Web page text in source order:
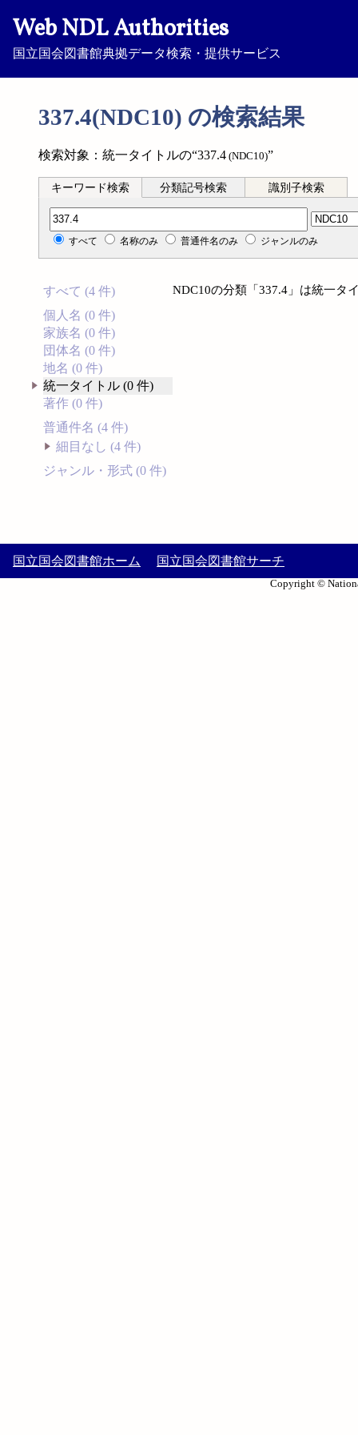
Web NDL Authorities
国立国会図書館典拠データ検索・提供サービス
337.4(NDC10) の検索結果
検索対象：統一タイトルの“337.4 (NDC10)”
キーワード検索 分類記号検索 識別子検索
分類記号検索
すべて 名称のみ 普通件名のみ ジャンルのみ
すべて (4 件)
個人名 (0 件)
家族名 (0 件)
団体名 (0 件)
地名 (0 件)
統一タイトル (0 件)
著作 (0 件)
普通件名 (4 件)
細目なし (4 件)
ジャンル・形式 (0 件)
NDC10の分類「337.4」は統一タ
国立国会図書館ホーム 国立国会図書館サーチ
Copyright ©